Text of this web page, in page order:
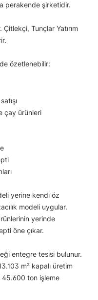
perakende şirketidir.
Çitlekçi, Tunçlar Yatırım
özetlenebilir:
çay ürünleri
yerine kendi öz
modeli uygular.
yerinde
öne çıkar.
entegre tesisi bulunur.
m² kapalı üretim
45.600 ton işleme